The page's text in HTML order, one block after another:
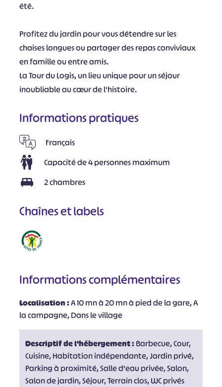
été.
Profitez du jardin pour vous détendre sur les
chaises longues ou partager des repas conviviaux
en famille ou entre amis.
La Tour du Logis, un lieu unique pour un séjour
inoubliable au cœur de l'histoire.
Informations pratiques
Français
Capacité de 4 personnes maximum
2 chambres
Chaînes et labels
Informations complémentaires
Localisation :A 10 mn à 20 mn à pied de la gare, A
la campagne, Dans le village
Descriptif de l'hébergement :Barbecue, Cour,
Cuisine, Habitation indépendante, Jardin privé,
Parking à proximité, Salle d'eau privée, Salon,
Salon de jardin, Séjour, Terrain clos, WC privés